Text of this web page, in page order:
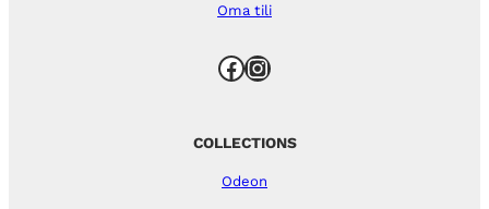
Oma tili
Facebook Instagram
COLLECTIONS
Odeon